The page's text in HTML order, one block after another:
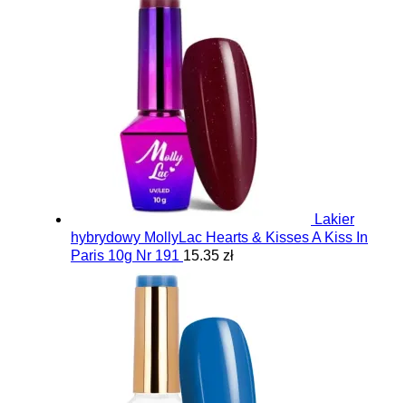
Lakier
hybrydowy MollyLac Hearts & Kisses A Kiss In
Paris 10g Nr 191 15.35 zł